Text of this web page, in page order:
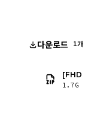
다운로드 1
[FHD
1.7G